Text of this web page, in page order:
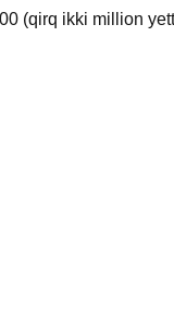
(qirq ikki million